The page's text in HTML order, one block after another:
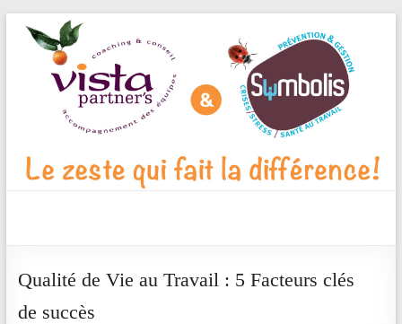
Blog
Qualité de Vie au Travail : 5 Facteurs clés
de succès